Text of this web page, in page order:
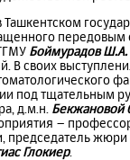
передовым
Боймурадов Ш.А.
В своих
под
д.м.н. Бекжановой
–
жюри
Глокиер.